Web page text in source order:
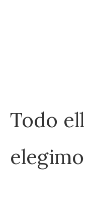
Todo